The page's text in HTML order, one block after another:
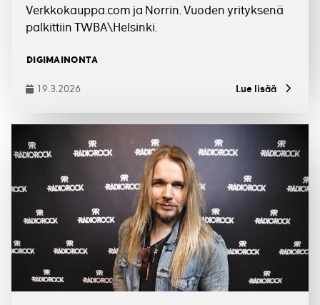
Verkkokauppa.com ja Norrin. Vuoden yrityksenä
palkittiin TWBA\Helsinki.
Tagit
DIGIMAINONTA
Julkaistu
19.3.2026 Lue lisää